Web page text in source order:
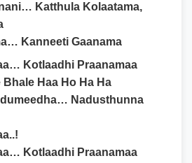
Katthula Kolaatama,
Kanneeti Gaanama
Kotlaadhi Praanamaa
Haa Ho Ha Ha
Nadusthunna
Kotlaadhi Praanamaa